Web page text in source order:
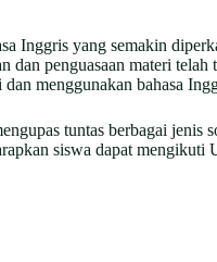
Inggris yang semakin
penguasaan materi telah
menggunakan bahasa
tuntas berbagai jenis
siswa dapat mengikuti